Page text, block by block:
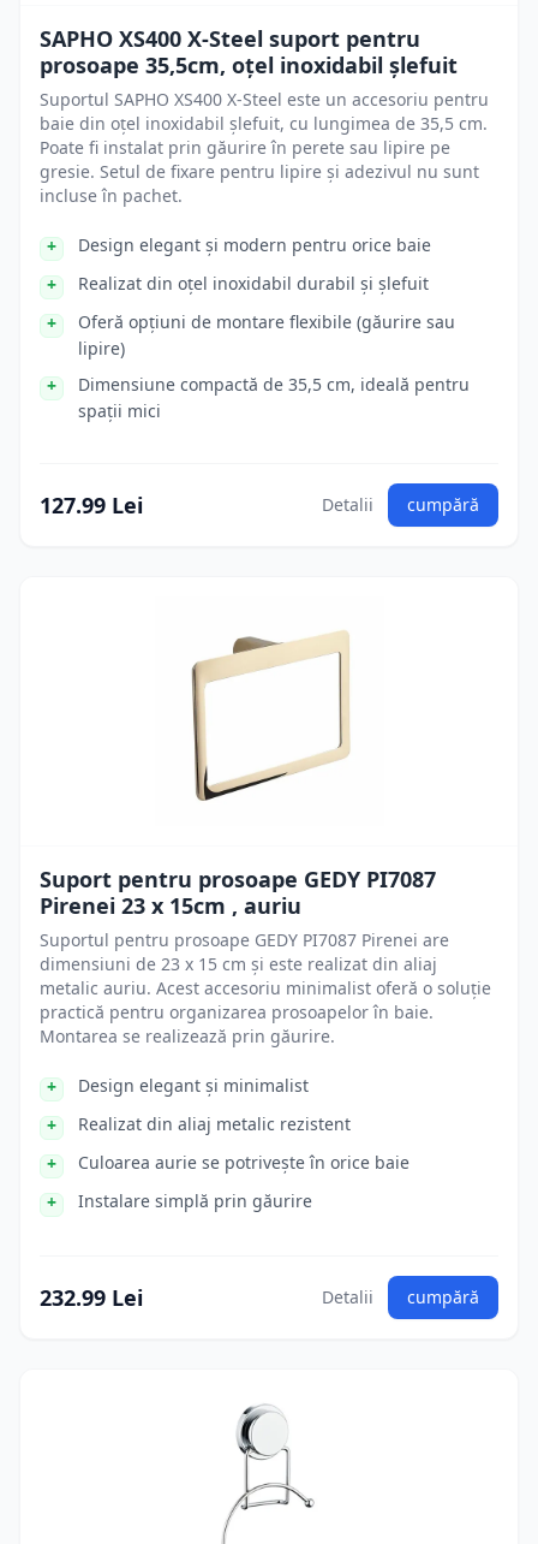
SAPHO XS400 X-Steel suport pentru
prosoape 35,5cm, oțel inoxidabil șlefuit
Suportul SAPHO XS400 X-Steel este un accesoriu pentru
baie din oțel inoxidabil șlefuit, cu lungimea de 35,5 cm.
Poate fi instalat prin găurire în perete sau lipire pe
gresie. Setul de fixare pentru lipire și adezivul nu sunt
incluse în pachet.
Design elegant și modern pentru orice baie
Realizat din oțel inoxidabil durabil și șlefuit
Oferă opțiuni de montare flexibile (găurire sau
lipire)
Dimensiune compactă de 35,5 cm, ideală pentru
spații mici
127.99 Lei Detalii cumpără
Suport pentru prosoape GEDY PI7087
Pirenei 23 x 15cm , auriu
Suportul pentru prosoape GEDY PI7087 Pirenei are
dimensiuni de 23 x 15 cm și este realizat din aliaj
metalic auriu. Acest accesoriu minimalist oferă o soluție
practică pentru organizarea prosoapelor în baie.
Montarea se realizează prin găurire.
Design elegant și minimalist
Realizat din aliaj metalic rezistent
Culoarea aurie se potrivește în orice baie
Instalare simplă prin găurire
232.99 Lei Detalii cumpără